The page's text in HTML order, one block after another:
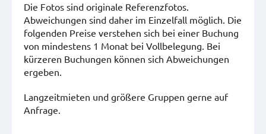
Die Fotos sind originale Referenzfotos.
Abweichungen sind daher im Einzelfall möglich. Die
folgenden Preise verstehen sich bei einer Buchung
von mindestens 1 Monat bei Vollbelegung. Bei
kürzeren Buchungen können sich Abweichungen
ergeben.
Langzeitmieten und größere Gruppen gerne auf
Anfrage.